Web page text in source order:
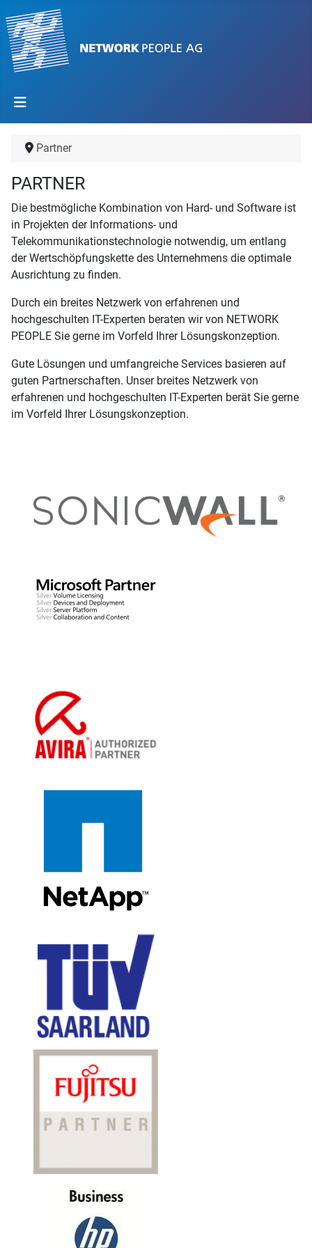
Partner
PARTNER
Die bestmögliche Kombination von Hard- und Software ist
in Projekten der Informations- und
Telekommunikationstechnologie notwendig, um entlang
der Wertschöpfungskette des Unternehmens die optimale
Ausrichtung zu finden.
Durch ein breites Netzwerk von erfahrenen und
hochgeschulten IT-Experten beraten wir von NETWORK
PEOPLE Sie gerne im Vorfeld Ihrer Lösungskonzeption.
Gute Lösungen und umfangreiche Services basieren auf
guten Partnerschaften. Unser breites Netzwerk von
erfahrenen und hochgeschulten IT-Experten berät Sie gerne
im Vorfeld Ihrer Lösungskonzeption.